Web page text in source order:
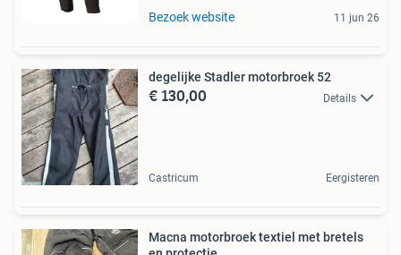
Bezoek website 11 jun 26
degelijke Stadler motorbroek 52
€ 130,00 Details
Castricum Eergisteren
Macna motorbroek textiel met bretels